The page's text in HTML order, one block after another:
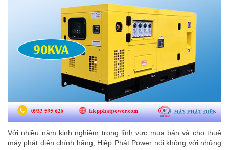
Với nhiều năm kinh nghiệm trong lĩnh vực mua bán và cho thuê
máy phát điện chính hãng, Hiệp Phát Power nói không với những